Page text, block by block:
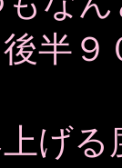
半
げ